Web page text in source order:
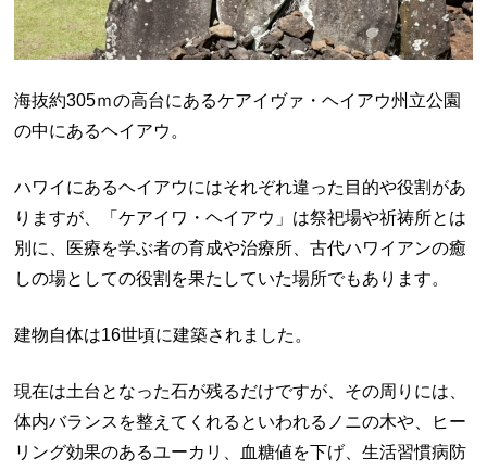
海抜約305ｍの高台にあるケアイヴァ・ヘイアウ州立公園
の中にあるヘイアウ。
ハワイにあるヘイアウにはそれぞれ違った目的や役割があ
りますが、「ケアイワ・ヘイアウ」は祭祀場や祈祷所とは
別に、医療を学ぶ者の育成や治療所、古代ハワイアンの癒
しの場としての役割を果たしていた場所でもあります。
建物自体は16世頃に建築されました。
現在は土台となった石が残るだけですが、その周りには、
体内バランスを整えてくれるといわれるノニの木や、ヒー
リング効果のあるユーカリ、血糖値を下げ、生活習慣病防